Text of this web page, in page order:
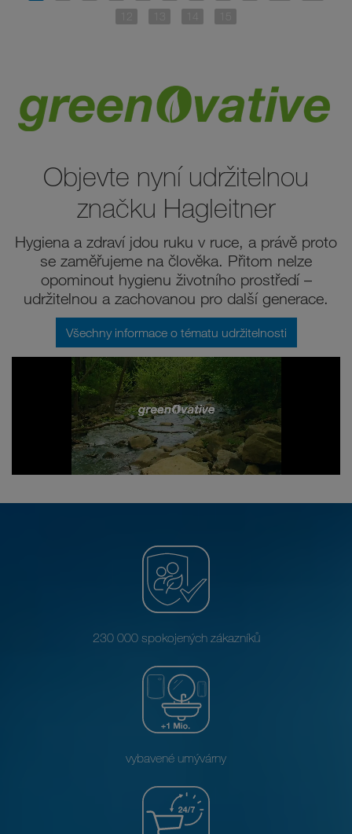
Objevte nyní udržitelnou
značku Hagleitner
Hygiena a zdraví jdou ruku v ruce, a právě proto
se zaměřujeme na člověka. Přitom nelze
opominout hygienu životního prostředí –
udržitelnou a zachovanou pro další generace.
Všechny informace o tématu udržitelnosti
230 000 spokojených zákazníků
vybavené umývárny